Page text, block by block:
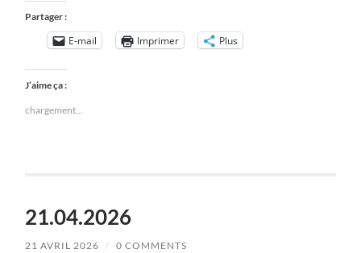
Partager :
E-mail Imprimer Plus
J’aime ça :
chargement…
21.04.2026
21 AVRIL 2026 / 0 COMMENTS